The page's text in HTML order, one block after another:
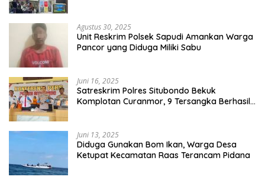
Agustus 30, 2025
Unit Reskrim Polsek Sapudi Amankan Warga
Pancor yang Diduga Miliki Sabu
Juni 16, 2025
Satreskrim Polres Situbondo Bekuk
Komplotan Curanmor, 9 Tersangka Berhasil
Juni 13, 2025
Diduga Gunakan Bom Ikan, Warga Desa
Ketupat Kecamatan Raas Terancam Pidana